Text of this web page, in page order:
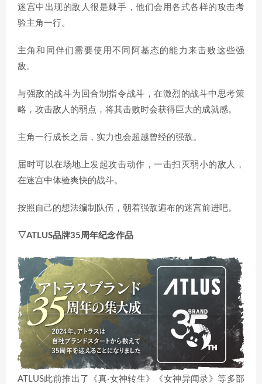
迷宫中出现的敌人很是棘手，他们会用各式各样的攻击考
验主角一行。
主角和同伴们需要使用不同阿基态的能力来击败这些强
敌。
与强敌的战斗为回合制指令战斗，在激烈的战斗中思考策
略，攻击敌人的弱点，将其击败时会获得巨大的成就感。
主角一行成长之后，实力也会超越曾经的强敌。
届时可以在场地上发起攻击动作，一击扫灭弱小的敌人，
在迷宫中体验爽快的战斗。
按照自己的想法编制队伍，朝着强敌遍布的迷宫前进吧。
▽ATLUS品牌35周年纪念作品
ATLUS此前推出了《真·女神转生》《女神异闻录》等多部